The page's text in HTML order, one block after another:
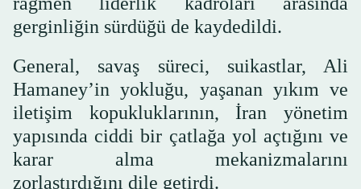
gerginliğin sürdüğü de kaydedildi.
General, savaş süreci, suikastlar, Ali
Hamaney’in yokluğu, yaşanan yıkım ve
iletişim kopukluklarının, İran yönetim
yapısında ciddi bir çatlağa yol açtığını ve
karar alma mekanizmalarını
zorlaştırdığını dile getirdi.